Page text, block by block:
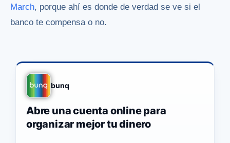
March, porque ahí es donde de verdad se ve si el
banco te compensa o no.
bunq
Abre una cuenta online para
organizar mejor tu dinero